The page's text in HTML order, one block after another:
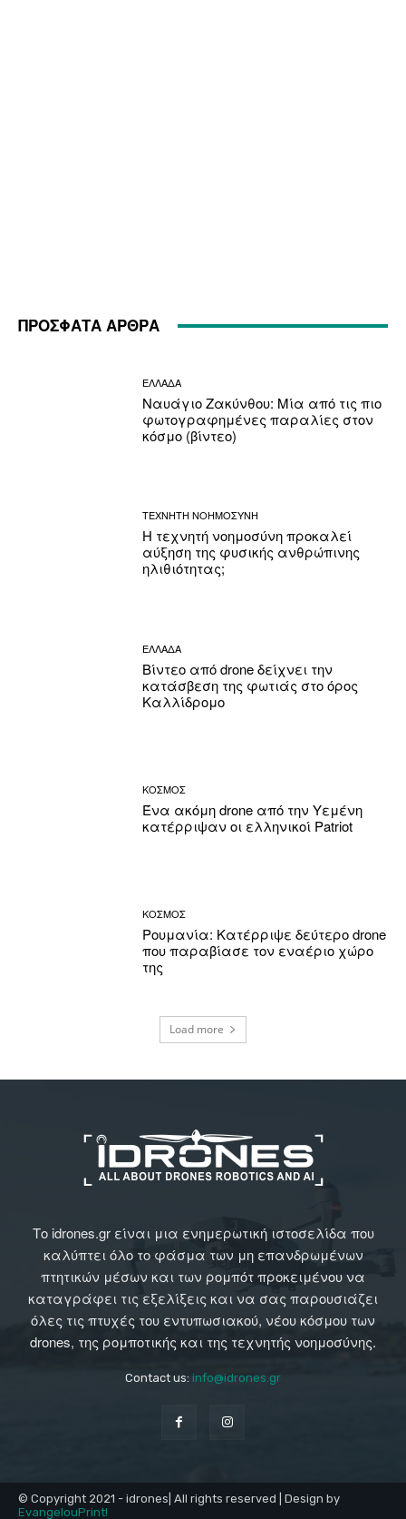
ΠΡΟΣΦΑΤΑ ΑΡΘΡΑ
ΕΛΛΑΔΑ
Ναυάγιο Ζακύνθου: Μία από τις πιο
φωτογραφημένες παραλίες στον
κόσμο (βίντεο)
ΤΕΧΝΗΤΗ ΝΟΗΜΟΣΥΝΗ
Η τεχνητή νοημοσύνη προκαλεί
αύξηση της φυσικής ανθρώπινης
ηλιθιότητας;
ΕΛΛΑΔΑ
Βίντεο από drone δείχνει την
κατάσβεση της φωτιάς στο όρος
Καλλίδρομο
ΚΟΣΜΟΣ
Ένα ακόμη drone από την Υεμένη
κατέρριψαν οι ελληνικοί Patriot
ΚΟΣΜΟΣ
Ρουμανία: Κατέρριψε δεύτερο drone
που παραβίασε τον εναέριο χώρο
της
Load more
Το idrones.gr είναι μια ενημερωτική ιστοσελίδα που
καλύπτει όλο το φάσμα των μη επανδρωμένων
πτητικών μέσων και των ρομπότ προκειμένου να
καταγράφει τις εξελίξεις και να σας παρουσιάζει
όλες τις πτυχές του εντυπωσιακού, νέου κόσμου των
drones, της ρομποτικής και της τεχνητής νοημοσύνης.
Contact us: info@idrones.gr
© Copyright 2021 - idrones| All rights reserved | Design by
EvangelouPrint!